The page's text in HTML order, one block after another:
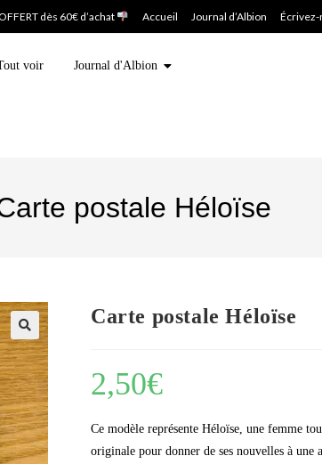
dès 60€ d’achat Accueil Journal d’Albion Écrivez-
voir Journal d'Albion
postale Héloïse
Carte postale Héloïse
2,50€
Ce modèle représente Héloïse, une femme
originale pour donner de ses nouvelles à une